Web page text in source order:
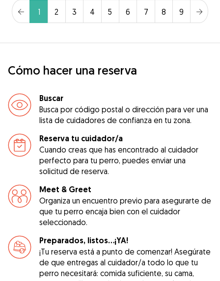
1 2 3 4 5 6 7 8 9
Cómo hacer una reserva
Buscar
Busca por código postal o dirección para ver una
lista de cuidadores de confianza en tu zona.
Reserva tu cuidador/a
Cuando creas que has encontrado al cuidador
perfecto para tu perro, puedes enviar una
solicitud de reserva.
Meet & Greet
Organiza un encuentro previo para asegurarte de
que tu perro encaja bien con el cuidador
seleccionado.
Preparados, listos...¡YA!
¡Tu reserva está a punto de comenzar! Asegúrate
de que entregas al cuidador/a todo lo que tu
perro necesitará: comida suficiente, su cama,